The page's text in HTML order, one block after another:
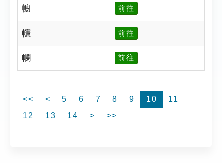
幮 前往
幰 前往
幱 前往
<< < 5 6 7 8 9 10
11
12
13 14 > >>